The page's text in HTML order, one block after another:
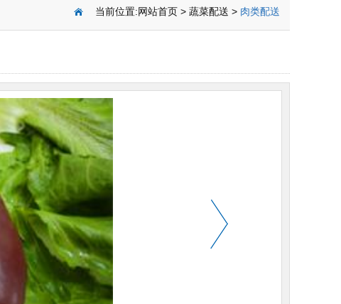
当前位置:网站首页 > 蔬菜配送 > 肉类配送